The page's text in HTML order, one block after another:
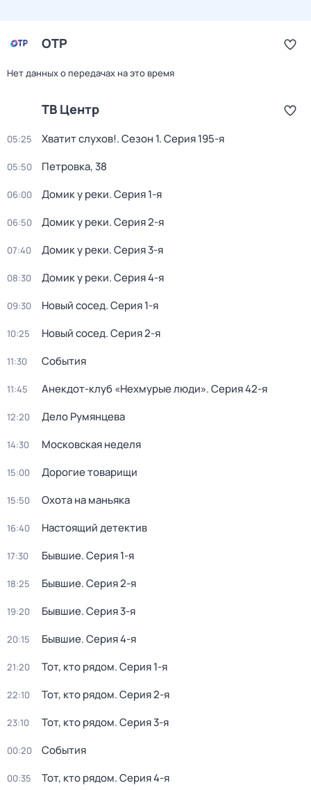
ОТР
Нет данных о передачах на это время
ТВ Центр
05:25 Хватит слухов!. Сезон 1. Серия 195-я
05:50 Петровка, 38
06:00 Домик у реки. Серия 1-я
06:50 Домик у реки. Серия 2-я
07:40 Домик у реки. Серия 3-я
08:30 Домик у реки. Серия 4-я
09:30 Новый сосед. Серия 1-я
10:25 Новый сосед. Серия 2-я
11:30 События
11:45 Анекдот-клуб «Нехмурые люди». Серия 42-я
12:20 Дело Румянцева
14:30 Московская неделя
15:00 Дорогие товарищи
15:50 Охота на маньяка
16:40 Настоящий детектив
17:30 Бывшие. Серия 1-я
18:25 Бывшие. Серия 2-я
19:20 Бывшие. Серия 3-я
20:15 Бывшие. Серия 4-я
21:20 Тот, кто рядом. Серия 1-я
22:10 Тот, кто рядом. Серия 2-я
23:10 Тот, кто рядом. Серия 3-я
00:20 События
00:35 Тот, кто рядом. Серия 4-я